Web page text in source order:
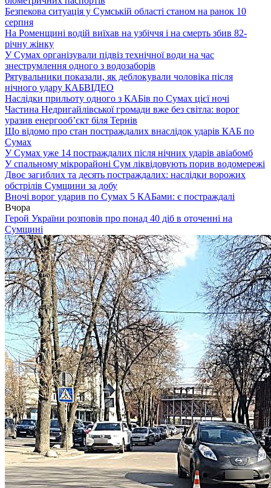
Безпекова ситуація у Сумській області станом на ранок 10
серпня
На Роменщині водій виїхав на узбіччя і на смерть збив 82-
річну жінку
У Сумах організували підвіз технічної води на час
знеструмлення одного з водозаборів
Рятувальники показали, як деблокували чоловіка після
нічного удару КАБВІДЕО
Наслідки прильоту одного з КАБів по Сумах цієї ночі
Частина Недригайлівської громади вже без світла: ворог
уразив енергооб’єкт біля Тернів
Що відомо про стан постраждалих внаслідок ударів КАБ по
Сумах
У Сумах уже 14 постраждалих після нічних ударів авіабомб
У спальному мікрорайоні Сум ліквідовують порив водомережі
Двоє загиблих та десять постраждалих: наслідки ворожих
обстрілів Сумщини за добу
Вночі ворог ударив по Сумах 5 КАБами: є постраждалі
Вчора
Герой України розповів про понад 40 діб в оточенні на
Сумщині